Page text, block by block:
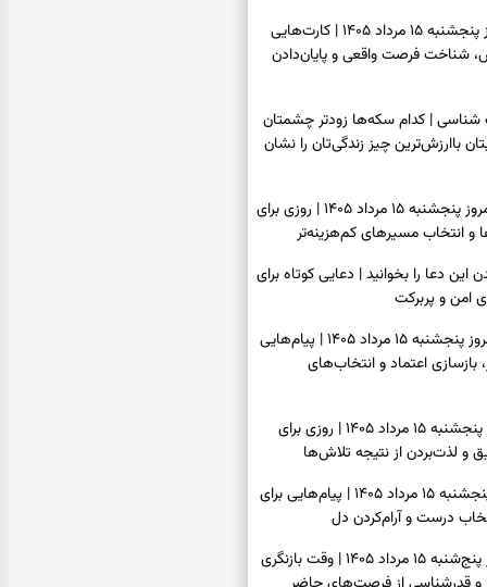
فال تاروت امروز پنجشنبه ۱۵ مرداد ۱۴۰۵ | کارت‌هایی
شناخت فرصت واقعی و پایان‌دادن
| کدام سکه‌ها زودتر چشمتان
باارزش‌ترین چیز زندگی‌تان را نشان
فال سرنوشت امروز پنجشنبه ۱۵ مرداد ۱۴۰۵ | روزی برای
و انتخاب مسیرهای کم‌هزینه‌تر
این دعا را بخوانید | دعایی کوتاه برای
امن و پربرکت
فال فرشتگان امروز پنجشنبه ۱۵ مرداد ۱۴۰۵ | پیام‌هایی
بازسازی اعتماد و انتخاب‌های
فال روزانه امروز پنجشنبه ۱۵ مرداد ۱۴۰۵ | روزی برای
و لذت‌بردن از نتیجه تلاش‌ها
فال انبیا امروز پنجشنبه ۱۵ مرداد ۱۴۰۵ | پیام‌هایی برای
درست و آرام‌کردن دل
فال حافظ امروز پنج‌شنبه ۱۵ مرداد ۱۴۰۵ | وقت بازنگری